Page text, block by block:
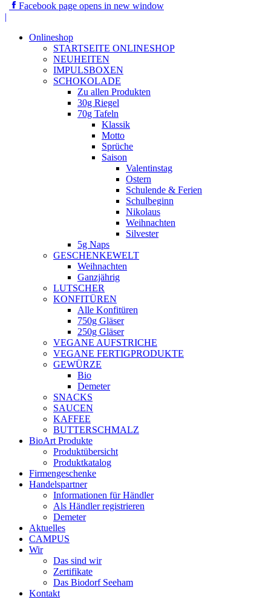
Facebook page opens in new window
|
Onlineshop
STARTSEITE ONLINESHOP
NEUHEITEN
IMPULSBOXEN
SCHOKOLADE
Zu allen Produkten
30g Riegel
70g Tafeln
Klassik
Motto
Sprüche
Saison
Valentinstag
Ostern
Schulende & Ferien
Schulbeginn
Nikolaus
Weihnachten
Silvester
5g Naps
GESCHENKEWELT
Weihnachten
Ganzjährig
LUTSCHER
KONFITÜREN
Alle Konfitüren
750g Gläser
250g Gläser
VEGANE AUFSTRICHE
VEGANE FERTIGPRODUKTE
GEWÜRZE
Bio
Demeter
SNACKS
SAUCEN
KAFFEE
BUTTERSCHMALZ
BioArt Produkte
Produktübersicht
Produktkatalog
Firmengeschenke
Handelspartner
Informationen für Händler
Als Händler registrieren
Demeter
Aktuelles
CAMPUS
Wir
Das sind wir
Zertifikate
Das Biodorf Seeham
Kontakt